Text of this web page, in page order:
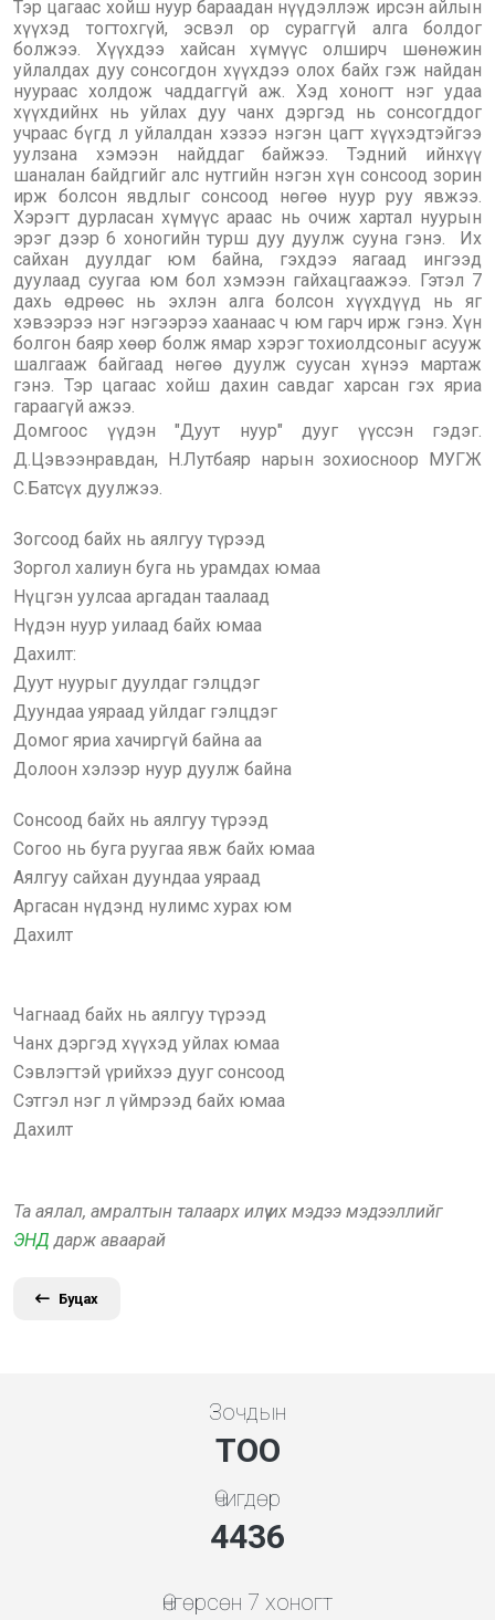
Тэр цагаас хойш нуур бараадан нүүдэллэж ирсэн айлын
хүүхэд тогтохгүй, эсвэл ор сураггүй алга болдог
болжээ. Хүүхдээ хайсан хүмүүс олширч шөнөжин
уйлалдах дуу сонсогдон хүүхдээ олох байх гэж найдан
нуураас холдож чаддаггүй аж. Хэд хоногт нэг удаа
хүүхдийнх нь уйлах дуу чанх дэргэд нь сонсогддог
учраас бүгд л уйлалдан хэзээ нэгэн цагт хүүхэдтэйгээ
уулзана хэмээн найддаг байжээ. Тэдний ийнхүү
шаналан байдгийг алс нутгийн нэгэн хүн сонсоод зорин
ирж болсон явдлыг сонсоод нөгөө нуур руу явжээ.
Хэрэгт дурласан хүмүүс араас нь очиж хартал нуурын
эрэг дээр 6 хоногийн турш дуу дуулж сууна гэнэ. Их
сайхан дуулдаг юм байна, гэхдээ яагаад ингээд
дуулаад суугаа юм бол хэмээн гайхацгаажээ. Гэтэл 7
дахь өдрөөс нь эхлэн алга болсон хүүхдүүд нь яг
хэвээрээ нэг нэгээрээ хаанаас ч юм гарч ирж гэнэ. Хүн
болгон баяр хөөр болж ямар хэрэг тохиолдсоныг асууж
шалгааж байгаад нөгөө дуулж суусан хүнээ мартаж
гэнэ. Тэр цагаас хойш дахин савдаг харсан гэх яриа
гараагүй ажээ.
Домгоос үүдэн "Дуут нуур" дууг үүссэн гэдэг.
Д.Цэвээнравдан, Н.Лутбаяр нарын зохиосноор МУГЖ
С.Батсүх дуулжээ.
Зогсoод байх нь аялгуу түрээд
Зоргол халиун буга нь урамдах юмаа
Нүцгэн уулсаа аргадан таалаад
Нүдэн нуур уилаад байх юмаа
Дахилт:
Дуут нуурыг дуулдаг гэлцдэг
Дуундаа уяраад уйлдаг гэлцдэг
Домог яриа хачиргүй байна аа
Долоон хэлээр нуур дуулж байна
Сонсоод байх нь аялгуу түрээд
Согоо нь буга руугаа явж байх юмаа
Аялгуу сайхан дуундаа уяраад
Аргасан нүдэнд нулимс хурах юм
Дахилт
Чагнаад байх нь аялгуу түрээд
Чанх дэргэд хүүхэд уйлах юмаа
Сэвлэгтэй үрийхээ дууг сонсоод
Сэтгэл нэг л үймрээд байх юмаа
Дахилт
Та аялал, амралтын талаарх илүү их мэдээ мэдээллийг
ЭНД дарж аваарай
Буцах
Зочдын
ТОО
Өчигдөр
4948
Өнгөрсөн 7 хоногт